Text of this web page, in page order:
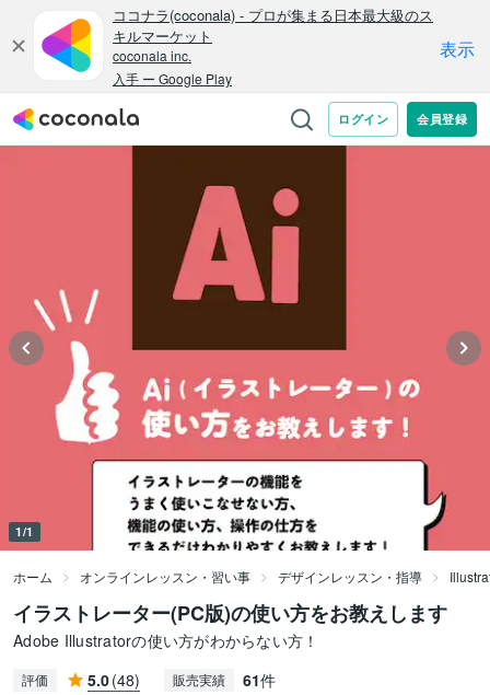
1/1
ホーム オンラインレッスン・習い事 デザインレッスン・指導
イラストレーター(PC版)の使い方をお教えします
Adobe Illustratorの使い方がわからない方！
評価 5.0(48) 販売実績 61件